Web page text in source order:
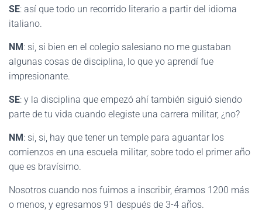
SE: así que todo un recorrido literario a partir del idioma
italiano.
NM: si, si bien en el colegio salesiano no me gustaban
algunas cosas de disciplina, lo que yo aprendí fue
impresionante.
SE: y la disciplina que empezó ahí también siguió siendo
parte de tu vida cuando elegiste una carrera militar, ¿no?
NM: si, si, hay que tener un temple para aguantar los
comienzos en una escuela militar, sobre todo el primer año
que es bravísimo.
Nosotros cuando nos fuimos a inscribir, éramos 1200 más
o menos, y egresamos 91 después de 3-4 años.